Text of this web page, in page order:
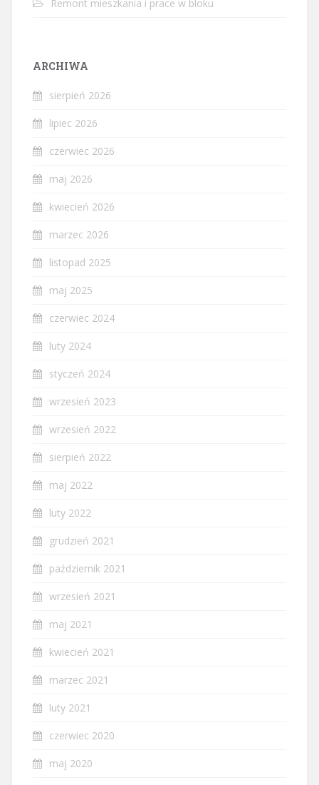
Remont mieszkania i prace w bloku
ARCHIWA
sierpień 2026
lipiec 2026
czerwiec 2026
maj 2026
kwiecień 2026
marzec 2026
listopad 2025
maj 2025
czerwiec 2024
luty 2024
styczeń 2024
wrzesień 2023
wrzesień 2022
sierpień 2022
maj 2022
luty 2022
grudzień 2021
październik 2021
wrzesień 2021
maj 2021
kwiecień 2021
marzec 2021
luty 2021
czerwiec 2020
maj 2020